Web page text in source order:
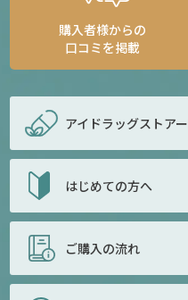
購入者様からの
口コミを掲載
アイドラッグストアー
はじめての方へ
ご購入の流れ